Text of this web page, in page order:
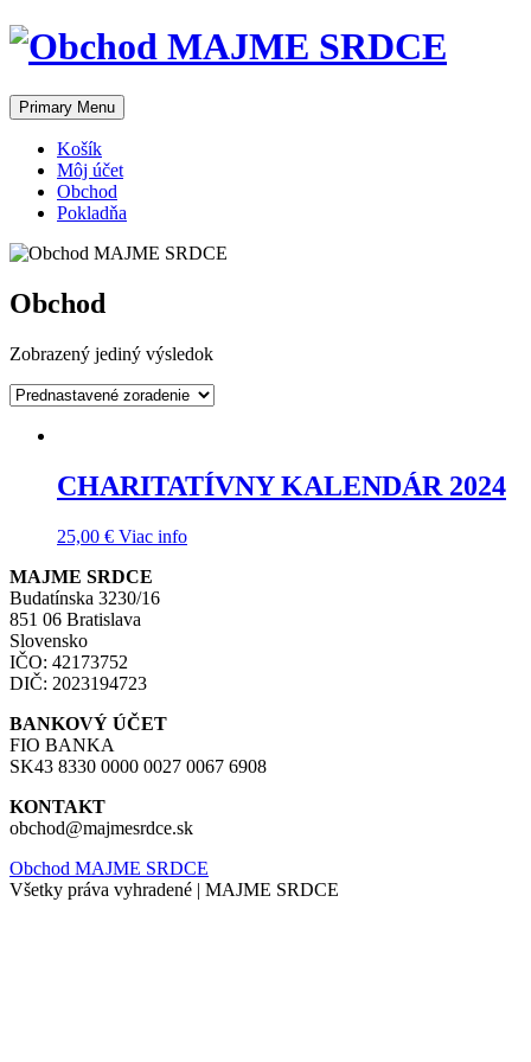
Skip
Primary Menu
Košík
Môj účet
Obchod
Pokladňa
Obchod
Zobrazený jediný výsledok
CHARITATÍVNY KALENDÁR 2024
25,00 € Viac info
MAJME SRDCE
Budatínska 3230/16
851 06 Bratislava
Slovensko
IČO: 42173752
DIČ: 2023194723
BANKOVÝ ÚČET
FIO BANKA
SK43 8330 0000 0027 0067 6908
KONTAKT
obchod@majmesrdce.sk
Obchod MAJME SRDCE
Všetky práva vyhradené | MAJME SRDCE